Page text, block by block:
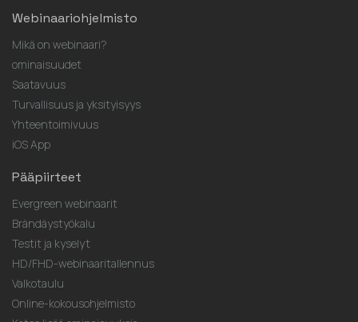
Webinaariohjelmisto
Mikä on webinaari?
ominaisuudet
Saatavuus
Turvallisuus ja yksityisyys
Yhteentoimivuus
iOS App
Pääpiirteet
Evergreen webinaarit
Brändäystyökalu
Testit ja kyselyt
HD/FHD-webinaaritallennus
Valkotaulu
Online-kokousohjelmisto